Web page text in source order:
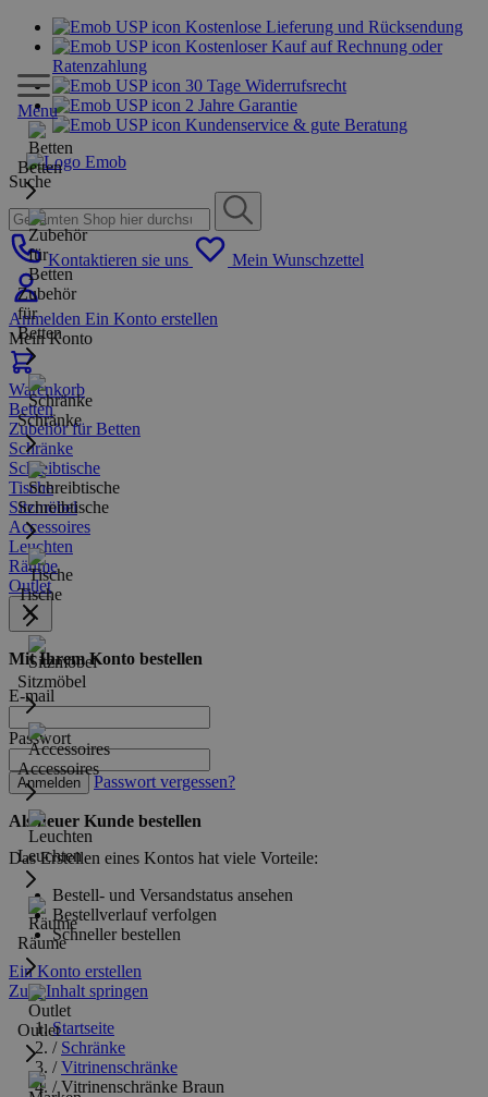
Kostenlose Lieferung und Rücksendung
Kostenloser Kauf auf Rechnung oder
Ratenzahlung
30 Tage Widerrufsrecht
2 Jahre Garantie
Kundenservice & gute Beratung
Suche
Kontaktieren sie uns Mein Wunschzettel
Anmelden Ein Konto erstellen
Mein Konto
Warenkorb
Menu
Betten
Zubehör
für
Betten
Schränke
Schreibtische
Tische
Sitzmöbel
Accessoires
Leuchten
Räume
Outlet
Betten
Zubehör für Betten
Schränke
Schreibtische
Tische
Sitzmöbel
Accessoires
Leuchten
Räume
Outlet
Mit Ihrem Konto bestellen
E-mail
Passwort
Anmelden Passwort vergessen?
Als neuer Kunde bestellen
Das Erstellen eines Kontos hat viele Vorteile:
Bestell- und Versandstatus ansehen
Bestellverlauf verfolgen
Schneller bestellen
Ein Konto erstellen
Zum Inhalt springen
Startseite
/ Schränke
/ Vitrinenschränke
/ Vitrinenschränke Braun